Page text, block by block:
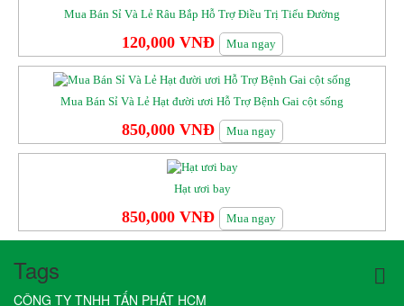
Mua Bán Sỉ Và Lẻ Râu Bắp Hỗ Trợ Điều Trị Tiểu Đường
120,000 VNĐ Mua ngay
Mua Bán Sỉ Và Lẻ Hạt đười ươi Hỗ Trợ Bệnh Gai cột sống
850,000 VNĐ Mua ngay
Hạt ươi bay
850,000 VNĐ Mua ngay
Tags
CÔNG TY TNHH TẤN PHÁT HCM